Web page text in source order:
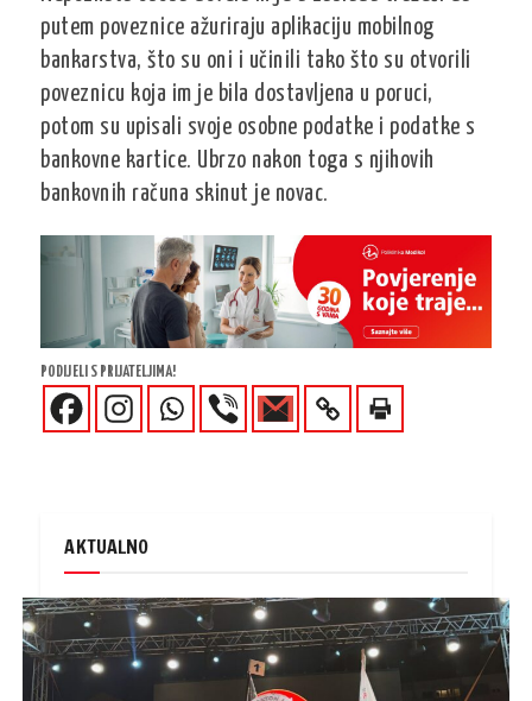
putem poveznice ažuriraju aplikaciju mobilnog
bankarstva, što su oni i učinili tako što su otvorili
poveznicu koja im je bila dostavljena u poruci,
potom su upisali svoje osobne podatke i podatke s
bankovne kartice. Ubrzo nakon toga s njihovih
bankovnih računa skinut je novac.
PODIJELI S PRIJATELJIMA!
AKTUALNO